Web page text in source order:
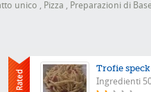
unico , Pizza , Preparazioni di
Trofie
Ingredienti